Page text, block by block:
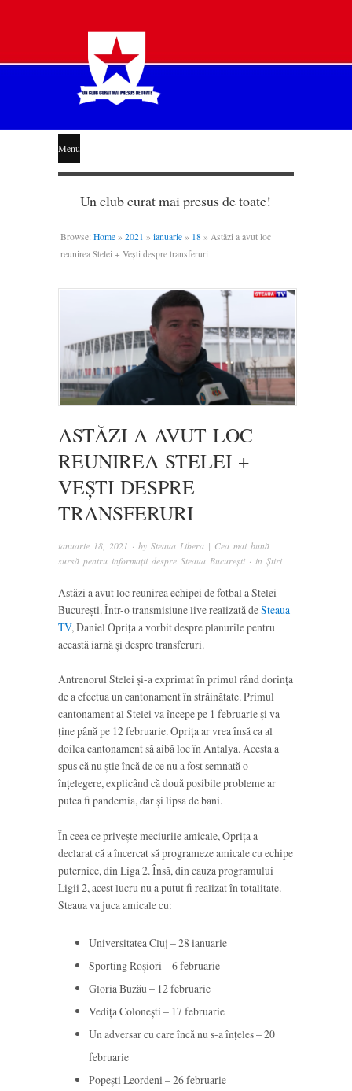
STEAUA
LIBERĂ
Menu
Un club curat mai presus de toate!
Browse: Home » 2021 » ianuarie » 18 » Astăzi a avut loc
reunirea Stelei + Vești despre transferuri
ASTĂZI A AVUT LOC
REUNIREA STELEI +
VEȘTI DESPRE
TRANSFERURI
ianuarie 18, 2021 · by Steaua Libera | Cea mai bună
sursă pentru informații despre Steaua București · in Știri
Astăzi a avut loc reunirea echipei de fotbal a Stelei
București. Într-o transmisiune live realizată deSteaua
TV, Daniel Oprița a vorbit despre planurile pentru
această iarnă și despre transferuri.
Antrenorul Stelei și-a exprimat în primul rând dorința
de a efectua un cantonament în străinătate. Primul
cantonament al Stelei va începe pe 1 februarie și va
ține până pe 12 februarie. Oprița ar vrea însă ca al
doilea cantonament să aibă loc în Antalya. Acesta a
spus că nu știe încă de ce nu a fost semnată o
înțelegere, explicând că două posibile probleme ar
putea fi pandemia, dar și lipsa de bani.
În ceea ce privește meciurile amicale, Oprița a
declarat că a încercat să programeze amicale cu echipe
puternice, din Liga 2. Însă, din cauza programului
Ligii 2, acest lucru nu a putut fi realizat în totalitate.
Steaua va juca amicale cu:
Universitatea Cluj – 28 ianuarie
Sporting Roșiori – 6 februarie
Gloria Buzău – 12 februarie
Vedița Colonești – 17 februarie
Un adversar cu care încă nu s-a înțeles – 20
februarie
Popești Leordeni – 26 februarie